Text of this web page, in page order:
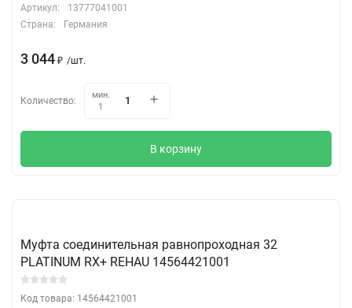
Артикул:
13777041001
Страна:
Германия
3 044 ₽ /шт.
Количество:
мин.
1
В корзину
Муфта соединительная равнопроходная 32
PLATINUM RX+ REHAU 14564421001
Код товара: 14564421001